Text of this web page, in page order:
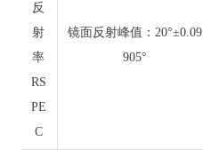
反
射
率
RS
PE
C
镜面反射峰值：20°±0.09
905°